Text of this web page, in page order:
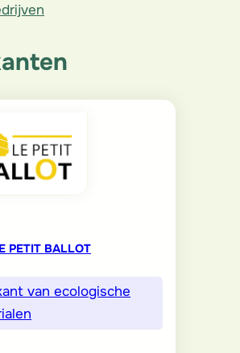
PETIT BALLOT
van ecologische